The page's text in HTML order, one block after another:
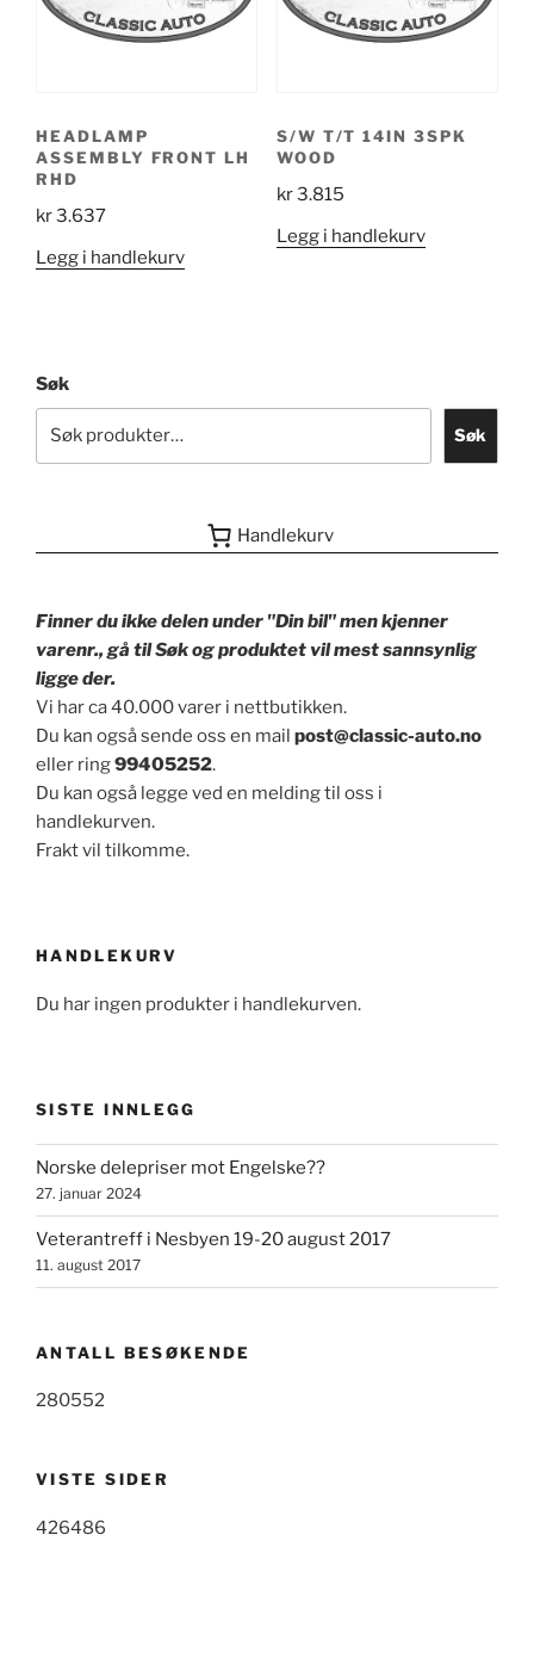
HEADLAMP
ASSEMBLY FRONT LH
RHD
kr3.637
Legg i handlekurv
S/W T/T 14IN 3SPK
WOOD
kr3.815
Legg i handlekurv
Søk
Søk
Handlekurv
Finner du ikke delen under "Din bil" men kjenner
varenr., gå til Søk og produktet vil mest sannsynlig
ligge der.
Vi har ca 40.000 varer i nettbutikken.
Du kan også sende oss en mail post@classic-auto.no
eller ring99405252.
Du kan også legge ved en melding til oss i
handlekurven.
Frakt vil tilkomme.
HANDLEKURV
Du har ingen produkter i handlekurven.
SISTE INNLEGG
Norske delepriser mot Engelske??
27. januar 2024
Veterantreff i Nesbyen 19-20 august 2017
11. august 2017
ANTALL BESØKENDE
280552
VISTE SIDER
426486